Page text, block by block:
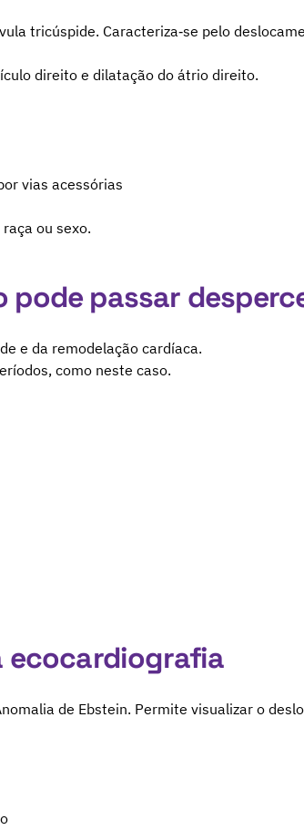
tricúspide. Caracteriza‑se pelo
direito e dilatação do átrio direito.
vias acessórias
ou sexo.
passar
e da remodelação cardíaca.
como neste caso.
ecocardiografia
de Ebstein. Permite visualizar o